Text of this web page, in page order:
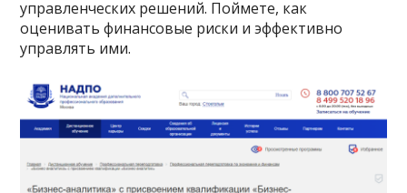
управленческих решений. Поймете, как
оценивать финансовые риски и эффективно
управлять ими.